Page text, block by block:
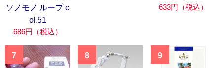
ソノモノ ループ c
ol.51
686円（税込）
633円（税込）
7 8 9